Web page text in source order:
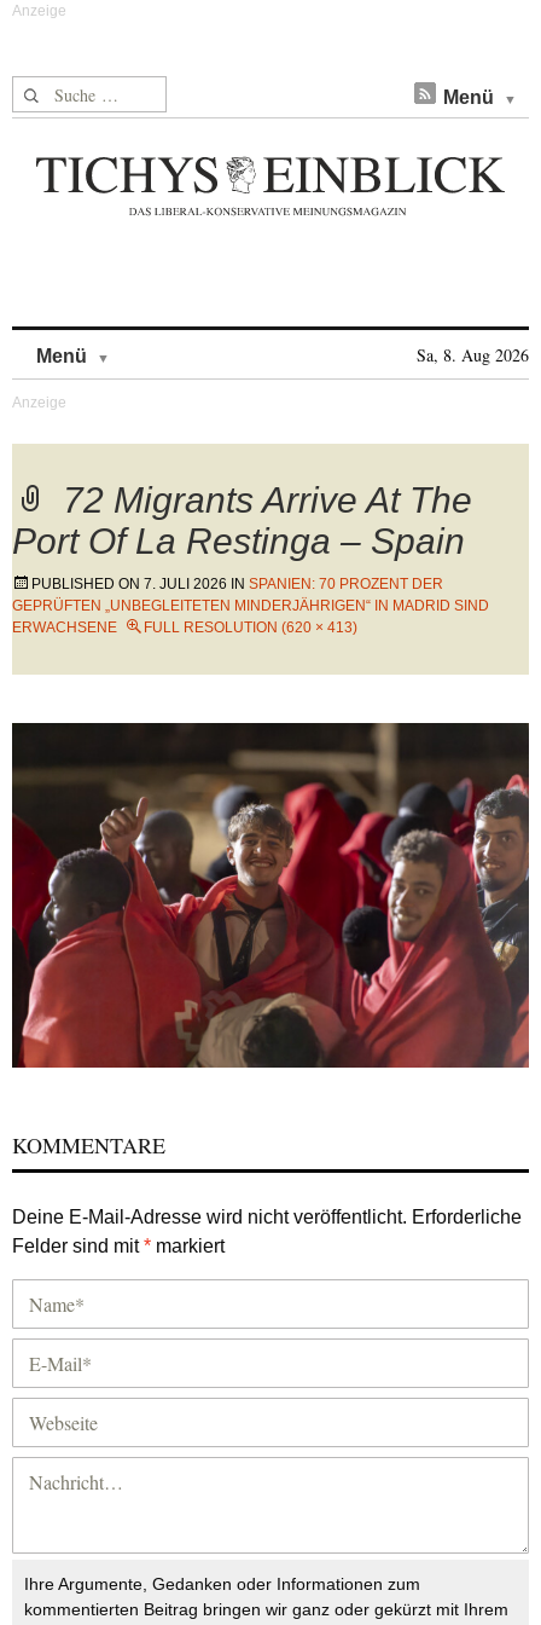
Suche nach: Menü
Menü Sa, 8. Aug 2026
72 Migrants Arrive At The
Port Of La Restinga – Spain
PUBLISHED ON 7. JULI 2026 IN SPANIEN: 70 PROZENT DER
GEPRÜFTEN „UNBEGLEITETEN MINDERJÄHRIGEN“ IN MADRID SIND
ERWACHSENE
FULL RESOLUTION (620 × 413)
KOMMENTARE
Deine E-Mail-Adresse wird nicht veröffentlicht. Erforderliche
Felder sind mit* markiert
Ihre Argumente, Gedanken oder Informationen zum
kommentierten Beitrag bringen wir ganz oder gekürzt mit Ihrem